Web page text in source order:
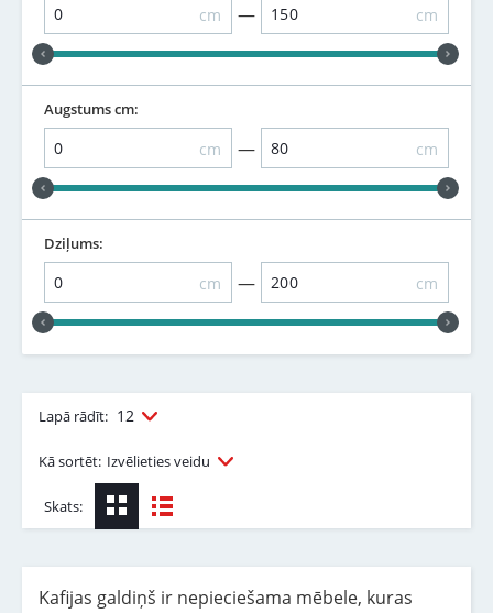
cm — cm
Augstums cm:
cm — cm
Dziļums:
cm — cm
Lapā rādīt: 12
Kā sortēt: Izvēlieties veidu
Skats:
Kafijas galdiņš ir nepieciešama mēbele, kuras